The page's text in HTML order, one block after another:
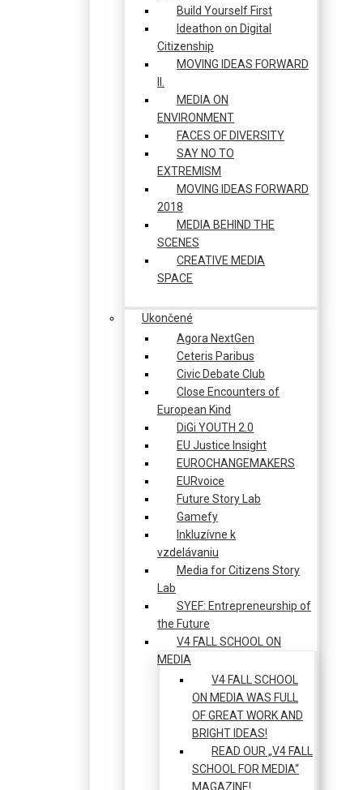
Build Yourself First
Ideathon on Digital
Citizenship
MOVING IDEAS FORWARD
MEDIA ON
ENVIRONMENT
FACES OF DIVERSITY
SAY NO TO
EXTREMISM
MOVING IDEAS FORWARD
2018
MEDIA BEHIND THE
SCENES
CREATIVE MEDIA
SPACE
Ukončené
Agora NextGen
Ceteris Paribus
Civic Debate Club
Close Encounters of
European Kind
DiGi YOUTH 2.0
EU Justice Insight
EUROCHANGEMAKERS
EURvoice
Future Story Lab
Gamefy
Inkluzívne k
vzdelávaniu
Media for Citizens Story
Lab
SYEF: Entrepreneurship of
the Future
V4 FALL SCHOOL ON
MEDIA
V4 FALL SCHOOL
ON MEDIA WAS FULL
OF GREAT WORK AND
BRIGHT IDEAS!
READ OUR „V4 FALL
SCHOOL FOR MEDIA“
MAGAZINE!